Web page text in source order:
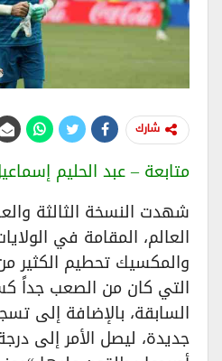
شارك
متابعة – عبد الحليم
شهدت النسخة الثالثة
العالم، المقامة في
والمكسيك تحطيم الكثير من
التي كان من الصعب جداً
السابقة، بالإضافة إلى
جديدة، ليصل الأمر إلى